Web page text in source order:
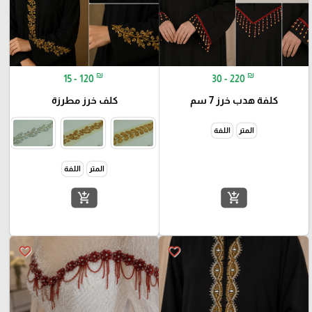
30 - 220 ₪
كلفة هدب خرز 7 سم
المتر اللفة
add_shopping_cart
15 - 120 ₪
كلف خرز مطرزة
المتر اللفة
add_shopping_cart
favorite_border
favorite_border